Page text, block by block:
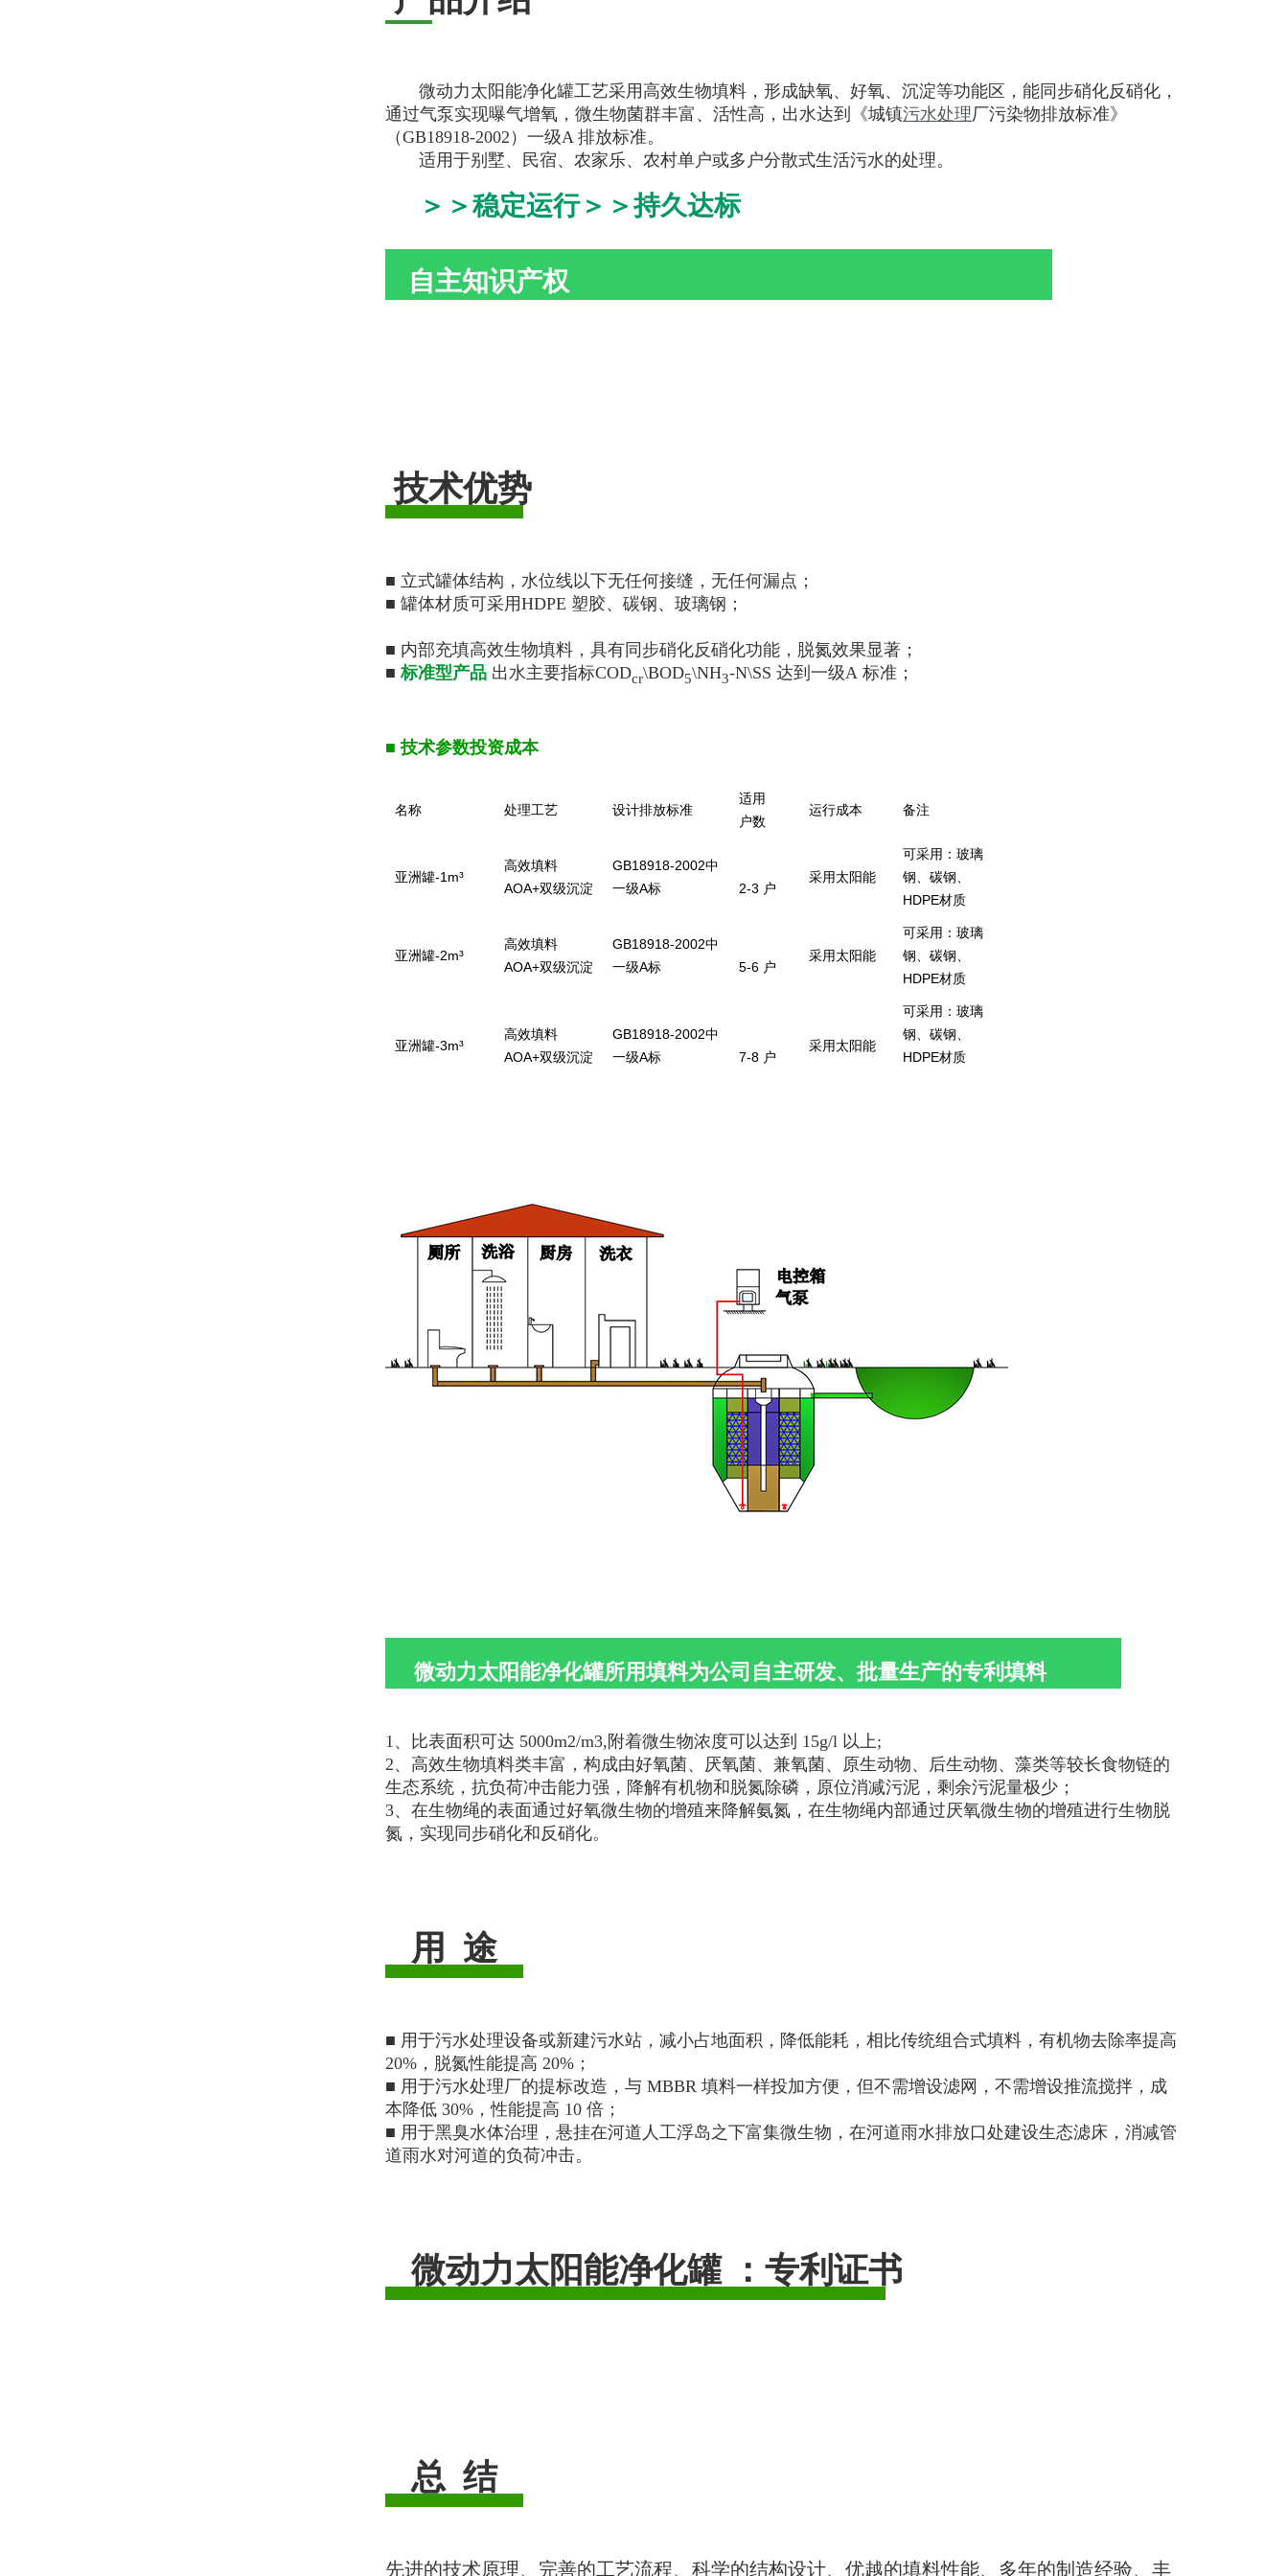
微动力太阳能净化罐工艺采用高效生物填料，形成缺氧、好氧、沉淀等功能区，能同步硝化反硝化，
通过气泵实现曝气增氧，微生物菌群丰富、活性高，出水达到《城镇污水处理厂污染物排放标准》
（GB18918-2002）一级A 排放标准。
适用于别墅、民宿、农家乐、农村单户或多户分散式生活污水的处理。
＞＞稳定运行＞＞持久达标
自主知识产权
技术优势
■ 立式罐体结构，水位线以下无任何接缝，无任何漏点；
■ 罐体材质可采用HDPE 塑胶、碳钢、玻璃钢；
■ 内部充填高效生物填料，具有同步硝化反硝化功能，脱氮效果显著；
■标准型产品 出水主要指标CODcr\BOD5\NH3-N\SS 达到一级A 标准；
■技术参数投资成本
​名称 处理工艺 设计排放标准
适用
户数
运行成本 备注
亚洲罐-1m³
高效填料
AOA+双级沉淀
GB18918-2002中
一级A标
2-3 户
采用太阳能
可采用：玻璃
钢、碳钢、
HDPE材质
亚洲罐-2m³
高效填料
AOA+双级沉淀
GB18918-2002中
一级A标
5-6 户
采用太阳能
可采用：玻璃
钢、碳钢、
HDPE材质
亚洲罐-3m³
高效填料
AOA+双级沉淀
GB18918-2002中
一级A标
7-8 户
采用太阳能
可采用：玻璃
钢、碳钢、
HDPE材质
微动力太阳能净化罐所用填料为公司自主研发、批量生产的专利填料
1、比表面积可达 5000m2/m3,附着微生物浓度可以达到 15g/l 以上;
2、高效生物填料类丰富，构成由好氧菌、厌氧菌、兼氧菌、原生动物、后生动物、藻类等较长食物链的
生态系统，抗负荷冲击能力强，降解有机物和脱氮除磷，原位消减污泥，剩余污泥量极少；
3、在生物绳的表面通过好氧微生物的增殖来降解氨氮，在生物绳内部通过厌氧微生物的增殖进行生物脱
氮，实现同步硝化和反硝化。
用 途
■ 用于污水处理设备或新建污水站，减小占地面积，降低能耗，相比传统组合式填料，有机物去除率提高
20%，脱氮性能提高 20%；
■ 用于污水处理厂的提标改造，与 MBBR 填料一样投加方便，但不需增设滤网，不需增设推流搅拌，成
本降低 30%，性能提高 10 倍；
■ 用于黑臭水体治理，悬挂在河道人工浮岛之下富集微生物，在河道雨水排放口处建设生态滤床，消减管
道雨水对河道的负荷冲击。
微动力太阳能净化罐 ：专利证书
总 结
先进的技术原理、完善的工艺流程、科学的结构设计、优越的填料性能、多年的制造经验、丰